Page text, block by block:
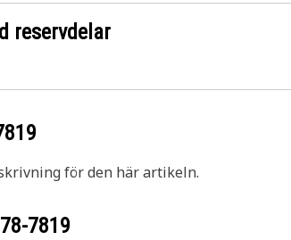
reservdelar
för den här artikeln.
7819